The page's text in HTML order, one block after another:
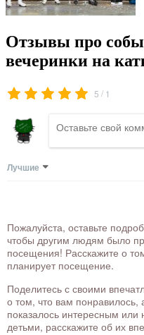
Отзывы про
вечеринки на
5 / 1
Лучшие
Пожалуйста, оставьте
чтобы другим людям было
посещения! Расскажите о
планирует посещение.
Поделитесь с своими
о том, что вам понравилось,
показалось интересным
детьми, расскажите об их